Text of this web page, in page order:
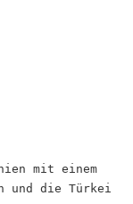
mit einem
und die Türkei